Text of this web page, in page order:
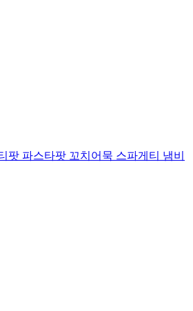
팟 파스타팟 꼬치어묵 스파게티 냄비